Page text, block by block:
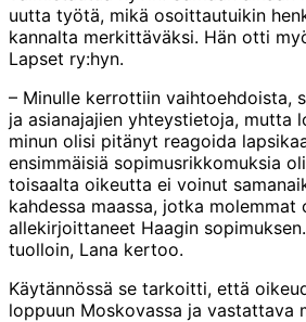
uutta työtä, mikä osoittautuikin
kannalta merkittäväksi. Hän otti
Lapset ry:hyn.
– Minulle kerrottiin vaihtoehdoista,
ja asianajajien yhteystietoja, mutta
minun olisi pitänyt reagoida
ensimmäisiä sopimusrikkomuksia
toisaalta oikeutta ei voinut
kahdessa maassa, jotka molemmat
allekirjoittaneet Haagin
tuolloin, Lana kertoo.
Käytännössä se tarkoitti, että
loppuun Moskovassa ja vastattava